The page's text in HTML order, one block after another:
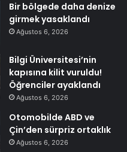
Bir bölgede daha denize
girmek yasaklandı
Ağustos 6, 2026
Bilgi Üniversitesi’nin
kapısına kilit vuruldu!
Öğrenciler ayaklandı
Ağustos 6, 2026
Otomobilde ABD ve
Çin’den sürpriz ortaklık
Ağustos 6, 2026